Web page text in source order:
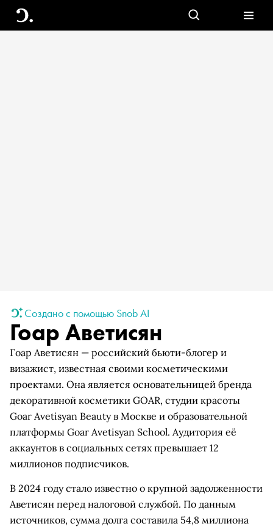
Создано с помощью Snob AI
Гоар Аветисян
Гоар Аветисян — российский бьюти-блогер и
визажист, известная своими косметическими
проектами. Она является основательницей бренда
декоративной косметики GOAR, студии красоты
Goar Avetisyan Beauty в Москве и образовательной
платформы Goar Avetisyan School. Аудитория её
аккаунтов в социальных сетях превышает 12
миллионов подписчиков.
В 2024 году стало известно о крупной задолженности
Аветисян перед налоговой службой. По данным
источников, сумма долга составила 54,8 миллиона